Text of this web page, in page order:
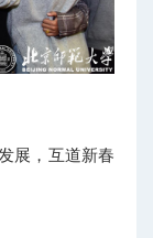
展，互道新春